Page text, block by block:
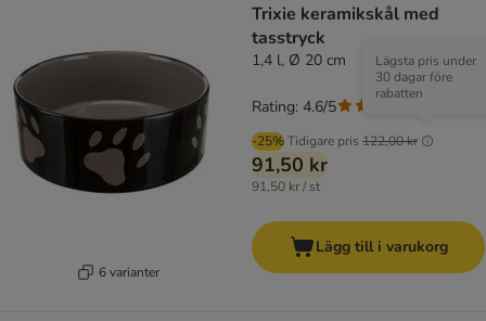
6 varianter
Trixie keramikskål med
tasstryck
1,4 l, Ø 20 cm
-25%Tidigare pris 122,00 kr
Lägsta pris under
30 dagar före
rabatten
91,50 kr
91,50 kr / st
Rating: 4.6/5
Lägg till i varukorg